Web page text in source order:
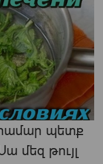
պետք
մեզ թույլ